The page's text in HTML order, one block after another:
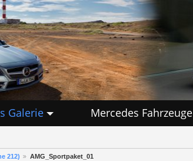
Galerie Mercedes Fahrzeuge
212) AMG_Sportpaket_01